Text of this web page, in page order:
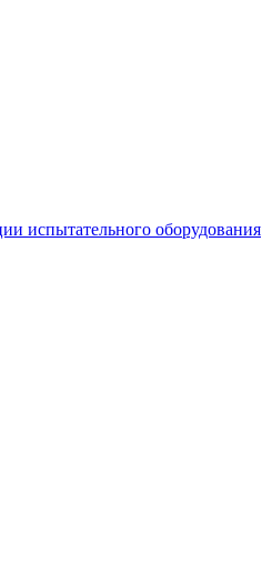
испытательного оборудования